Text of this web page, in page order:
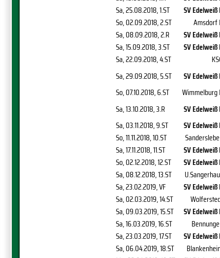
Sa, 25.08.2018, 1.ST
SV Edelweiß
So, 02.09.2018, 2.ST
Amsdorf
Sa, 08.09.2018, 2.R
SV Edelweiß
Sa, 15.09.2018, 3.ST
SV Edelweiß
Sa, 22.09.2018, 4.ST
Sa, 29.09.2018, 5.ST
SV Edelweiß
So, 07.10.2018, 6.ST
Wimmelburg
Sa, 13.10.2018, 3.R
SV Edelweiß
Sa, 03.11.2018, 9.ST
SV Edelweiß
So, 11.11.2018, 10.ST
Sa, 17.11.2018, 11.ST
SV Edelweiß
So, 02.12.2018, 12.ST
SV Edelweiß
Sa, 08.12.2018, 13.ST
Sa, 23.02.2019, VF
SV Edelweiß
Sa, 02.03.2019, 14.ST
Sa, 09.03.2019, 15.ST
SV Edelweiß
Sa, 16.03.2019, 16.ST
Sa, 23.03.2019, 17.ST
SV Edelweiß
Sa, 06.04.2019, 18.ST